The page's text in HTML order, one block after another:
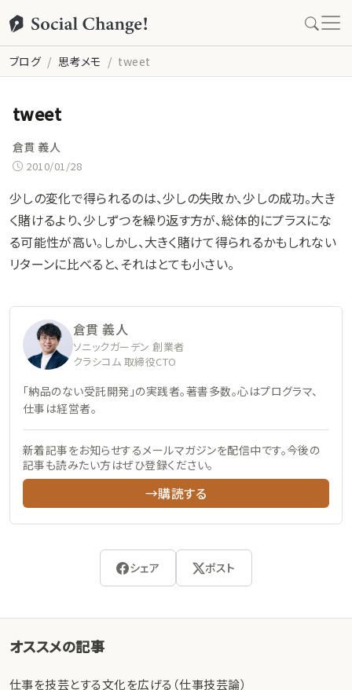
ブログ 思考メモ tweet
tweet
倉貫 義人
2010/01/28
少しの変化で得られるのは、少しの失敗か、少しの成功。大き
く賭けるより、少しずつを繰り返す方が、総体的にプラスにな
る可能性が高い。しかし、大きく賭けて得られるかもしれない
リターンに比べると、それはとても小さい。
倉貫 義人
ソニックガーデン 創業者
クラシコム 取締役CTO
「納品のない受託開発」の実践者。著書多数。心はプログラマ、
仕事は経営者。
新着記事をお知らせするメールマガジンを配信中です。今後の
記事も読みたい方はぜひ登録ください。
→購読する
シェア ポスト
オススメの記事
仕事を技芸とする文化を広げる（仕事技芸論）